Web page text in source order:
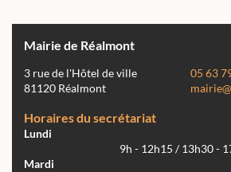
Mairie de Réalmont
3 rue de l'Hôtel de ville
81120 Réalmont
05 63
Horaires du secrétariat
Lundi
9h - 12h15 / 13h30 -
Mardi